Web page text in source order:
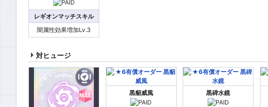
レギオンマッチスキル
闇属性効果増加Lv.3
対ヒュージ
黒貂威風 黒碑水鏡